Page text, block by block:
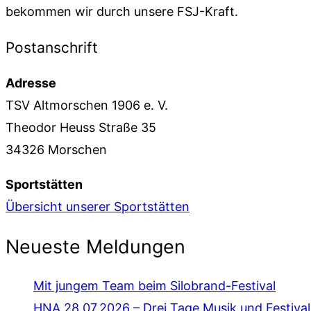
bekommen wir durch unsere FSJ-Kraft.
Postanschrift
Adresse
TSV Altmorschen 1906 e. V.
Theodor Heuss Straße 35
34326 Morschen
Sportstätten
Übersicht unserer Sportstätten
Neueste Meldungen
Mit jungem Team beim Silobrand-Festival
HNA 28.07.2026 – Drei Tage Musik und